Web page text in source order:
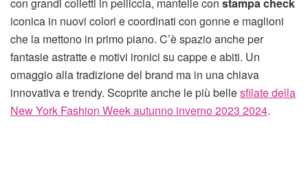
iconica in nuovi colori e coordinati con gonne e maglioni
che la mettono in primo piano. C’è spazio anche per
fantasie astratte e motivi ironici su cappe e abiti. Un
omaggio alla tradizione del brand ma in una chiava
innovativa e trendy. Scoprite anche le più bellesfilate della
New York Fashion Week autunno inverno 2023 2024.